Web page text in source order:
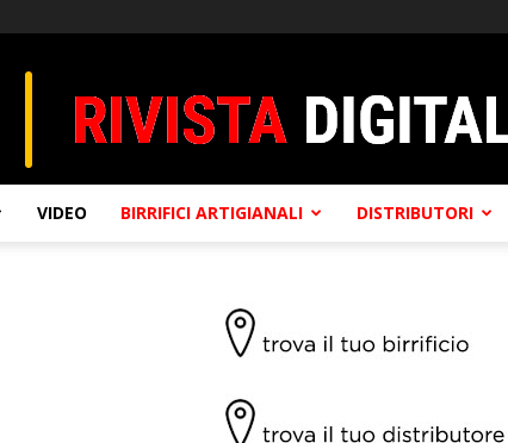
VIDEO BIRRIFICI ARTIGIANALI DISTRIBUTORI